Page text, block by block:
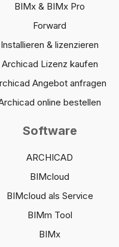
BIMx & BIMx Pro
Forward
Installieren & lizenzieren
Archicad Lizenz kaufen
Angebot anfragen
online bestellen
Software
ARCHICAD
BIMcloud
BIMcloud als Service
BIMm Tool
BIMx